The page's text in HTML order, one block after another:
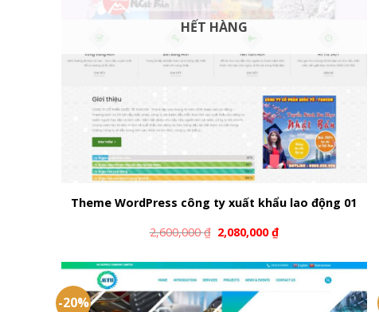
HẾT HÀNG
Theme WordPress công ty xuất khẩu lao động 01
2,600,000₫ 2,080,000₫
-20%